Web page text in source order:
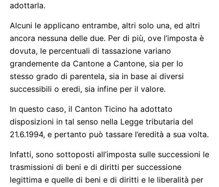
adottarla.
Alcuni le applicano entrambe, altri solo una, ed altri
ancora nessuna delle due. Per di più, ove l’imposta è
dovuta, le percentuali di tassazione variano
grandemente da Cantone a Cantone, sia per lo
stesso grado di parentela, sia in base ai diversi
successibili o eredi, sia infine per il valore.
In questo caso, il Canton Ticino ha adottato
disposizioni in tal senso nella Legge tributaria del
21.6.1994, e pertanto può tassare l’eredità a sua volta.
Infatti, sono sottoposti all’imposta sulle successioni le
trasmissioni di beni e di diritti per successione
legittima e quelle di beni e di diritti e le liberalità per